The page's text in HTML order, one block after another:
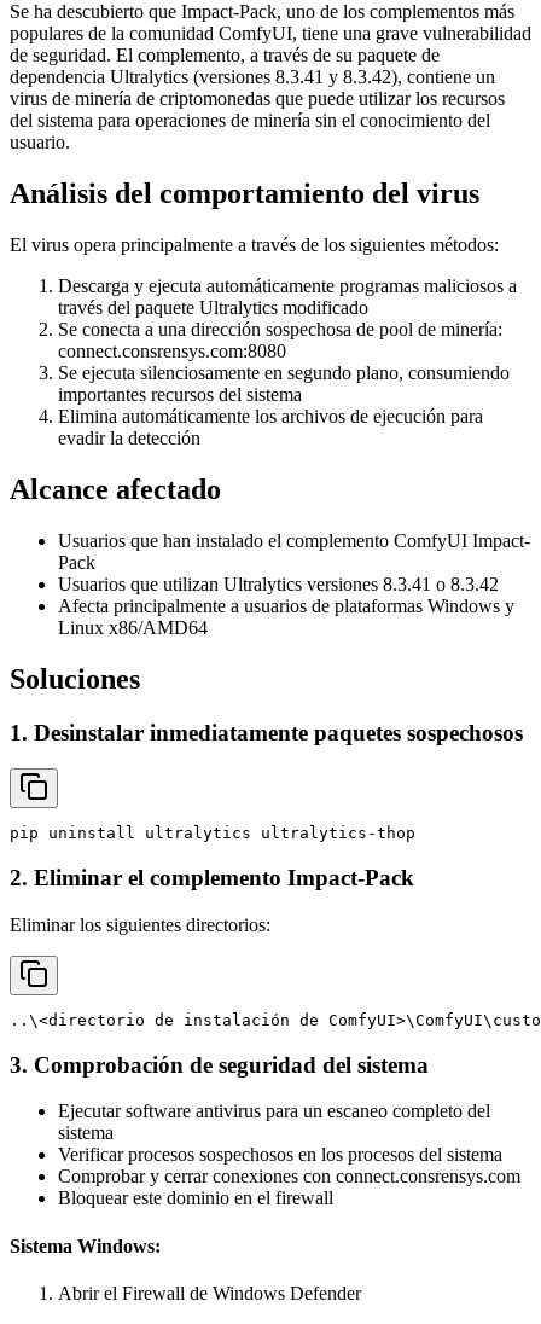
Se ha descubierto que Impact-Pack, uno de los complementos más
populares de la comunidad ComfyUI, tiene una grave vulnerabilidad
de seguridad. El complemento, a través de su paquete de
dependencia Ultralytics (versiones 8.3.41 y 8.3.42), contiene un
virus de minería de criptomonedas que puede utilizar los recursos
del sistema para operaciones de minería sin el conocimiento del
usuario.
Análisis del comportamiento del virus
El virus opera principalmente a través de los siguientes métodos:
Descarga y ejecuta automáticamente programas maliciosos a
través del paquete Ultralytics modificado
Se conecta a una dirección sospechosa de pool de minería:
connect.consrensys.com:8080
Se ejecuta silenciosamente en segundo plano, consumiendo
importantes recursos del sistema
Elimina automáticamente los archivos de ejecución para
evadir la detección
Alcance afectado
Usuarios que han instalado el complemento ComfyUI Impact-
Pack
Usuarios que utilizan Ultralytics versiones 8.3.41 o 8.3.42
Afecta principalmente a usuarios de plataformas Windows y
Linux x86/AMD64
Soluciones
1. Desinstalar inmediatamente paquetes sospechosos
pip uninstall ultralytics ultralytics-thop
2. Eliminar el complemento Impact-Pack
Eliminar los siguientes directorios:
..\<directorio de instalación de
3. Comprobación de seguridad del sistema
Ejecutar software antivirus para un escaneo completo del
sistema
Verificar procesos sospechosos en los procesos del sistema
Comprobar y cerrar conexiones con connect.consrensys.com
Bloquear este dominio en el firewall
Sistema Windows:
Abrir el Firewall de Windows Defender